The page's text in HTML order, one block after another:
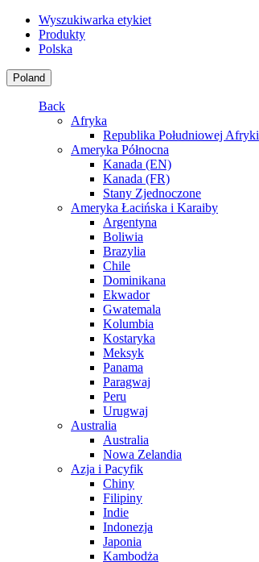
Wyszukiwarka etykiet
Produkty
Polska
Poland
Back
Afryka
Republika Południowej Afryki
Ameryka Północna
Kanada (EN)
Kanada (FR)
Stany Zjednoczone
Ameryka Łacińska i Karaiby
Argentyna
Boliwia
Brazylia
Chile
Dominikana
Ekwador
Gwatemala
Kolumbia
Kostaryka
Meksyk
Panama
Paragwaj
Peru
Urugwaj
Australia
Australia
Nowa Zelandia
Azja i Pacyfik
Chiny
Filipiny
Indie
Indonezja
Japonia
Kambodża